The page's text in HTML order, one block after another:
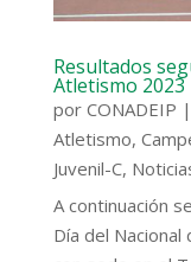
Resultados
Atletismo 2023
por CONADEIP |
Atletismo,
Juvenil-C,
A continuación
Día del